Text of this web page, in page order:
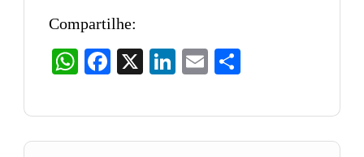
Compartilhe:
WhatsAppFacebook LinkedIn
Email